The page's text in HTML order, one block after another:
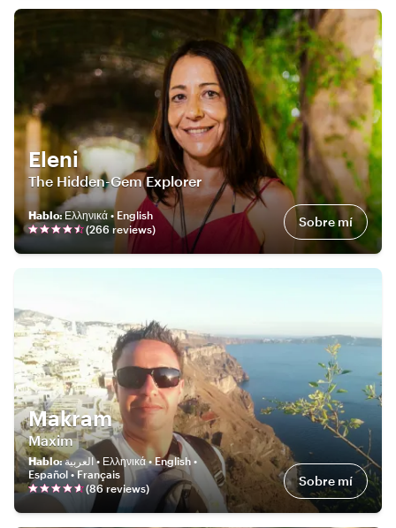
Eleni
The Hidden-Gem Explorer
Hablo:Ελληνικά • English
(266 reviews) Sobre mí
Makram
Maxim
Hablo:العربية • Ελληνικά • English •
Español • Français
(86reviews) Sobre mí